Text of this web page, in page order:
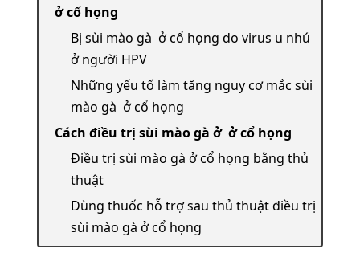
ở cổ họng
Bị sùi mào gà ở cổ họng do virus u nhú
ở người HPV
Những yếu tố làm tăng nguy cơ mắc sùi
mào gà ở cổ họng
Cách điều trị sùi mào gà ở ở cổ họng
Điều trị sùi mào gà ở cổ họng bằng thủ
thuật
Dùng thuốc hỗ trợ sau thủ thuật điều trị
sùi mào gà ở cổ họng